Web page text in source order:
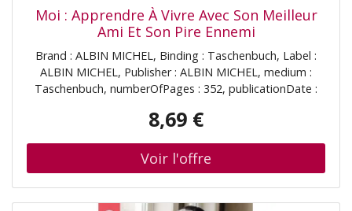
Moi : Apprendre À Vivre Avec Son Meilleur
Ami Et Son Pire Ennemi
Brand : ALBIN MICHEL, Binding : Taschenbuch, Label :
ALBIN MICHEL, Publisher : ALBIN MICHEL, medium :
Taschenbuch, numberOfPages : 352, publicationDate :
8,69 €